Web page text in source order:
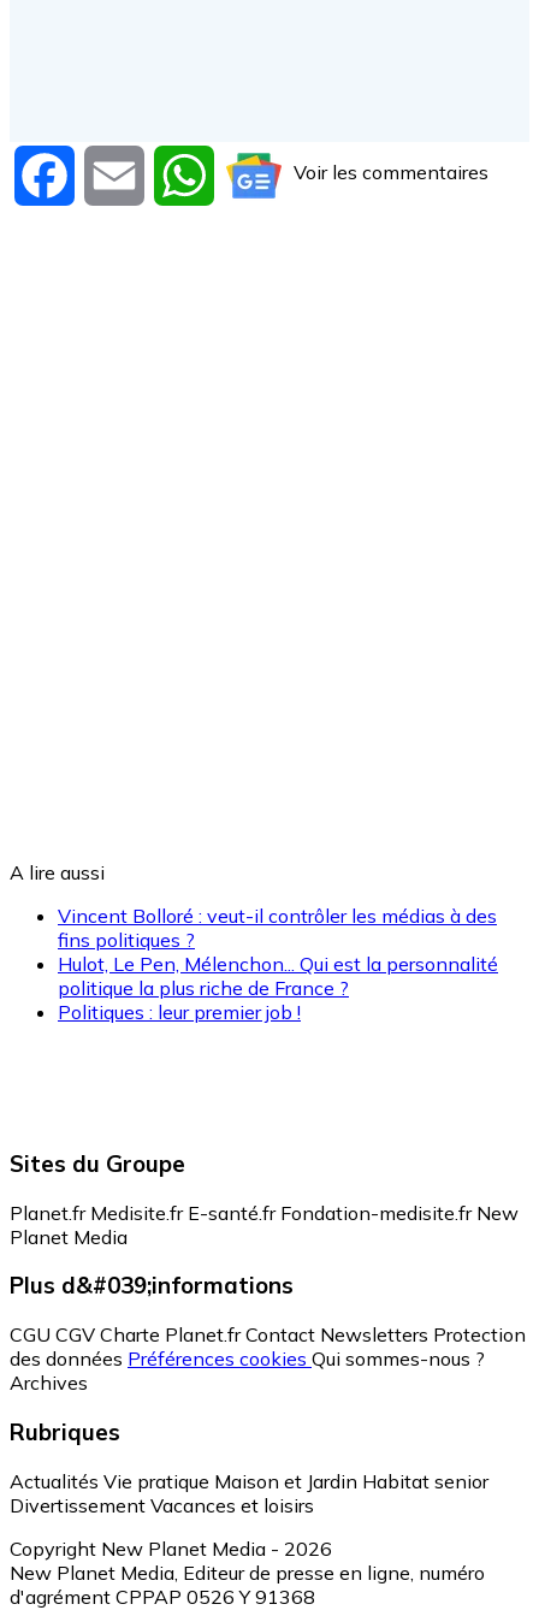
Facebook Email WhatsAppVoir les commentaires
A lire aussi
Vincent Bolloré : veut-il contrôler les médias à des
fins politiques ?
Hulot, Le Pen, Mélenchon... Qui est la personnalité
politique la plus riche de France ?
Politiques : leur premier job !
Sites du Groupe
Planet.fr Medisite.fr E-santé.fr Fondation-medisite.fr New
Planet Media
Plus d&#039;informations
CGU CGV Charte Planet.fr Contact Newsletters Protection
des données Préférences cookies Qui sommes-nous ?
Archives
Rubriques
Actualités Vie pratique Maison et Jardin Habitat senior
Divertissement Vacances et loisirs
Copyright New Planet Media - 2026
New Planet Media, Editeur de presse en ligne, numéro
d'agrément CPPAP 0526 Y 91368